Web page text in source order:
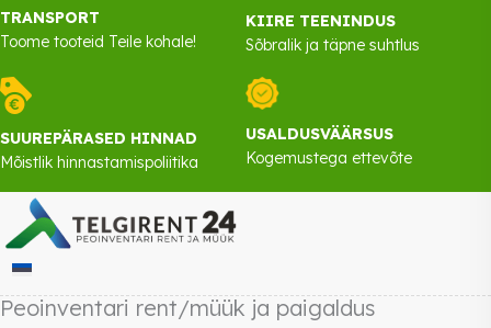
TRANSPORT
Toome tooteid Teile kohale!
KIIRE TEENINDUS
Sõbralik ja täpne suhtlus
SUUREPÄRASED HINNAD
Mõistlik hinnastamispoliitika
USALDUSVÄÄRSUS
Kogemustega ettevõte
Peoinventari rent/müük ja paigaldus